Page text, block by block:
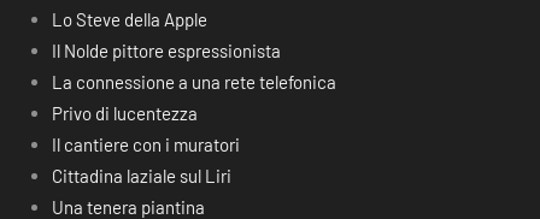
Lo Steve della Apple
Il Nolde pittore espressionista
La connessione a una rete telefonica
Privo di lucentezza
Il cantiere con i muratori
Cittadina laziale sul Liri
Una tenera piantina